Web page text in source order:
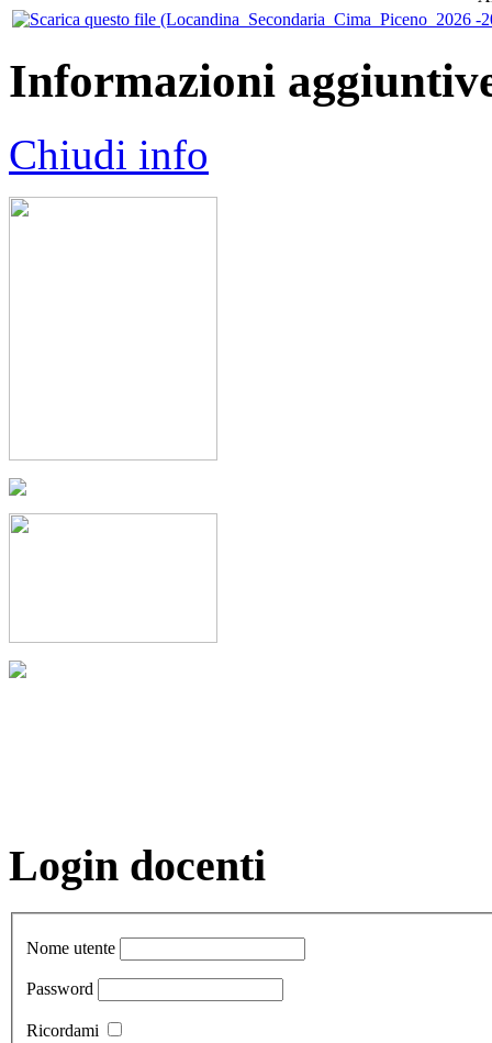
Informazioni
Chiudi info
Login docenti
Nome utente
Password
Ricordami